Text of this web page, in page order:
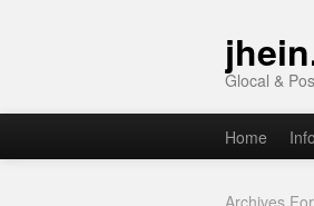
Glocal &
Home Info
Archives